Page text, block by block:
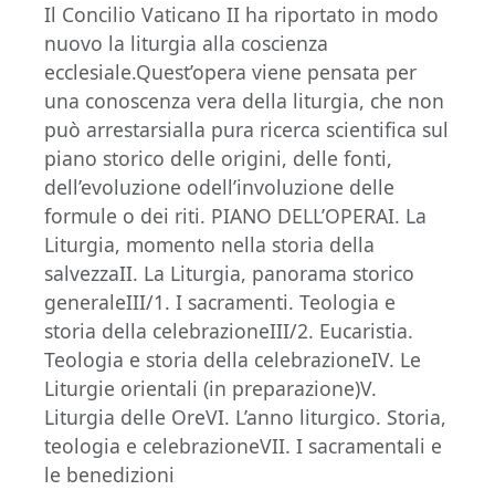
Il Concilio Vaticano II ha riportato in modo
nuovo la liturgia alla coscienza
ecclesiale.Quest’opera viene pensata per
una conoscenza vera della liturgia, che non
può arrestarsialla pura ricerca scientifica sul
piano storico delle origini, delle fonti,
dell’evoluzione odell’involuzione delle
formule o dei riti. PIANO DELL’OPERAI. La
Liturgia, momento nella storia della
salvezzaII. La Liturgia, panorama storico
generaleIII/1. I sacramenti. Teologia e
storia della celebrazioneIII/2. Eucaristia.
Teologia e storia della celebrazioneIV. Le
Liturgie orientali (in preparazione)V.
Liturgia delle OreVI. L’anno liturgico. Storia,
teologia e celebrazioneVII. I sacramentali e
le benedizioni